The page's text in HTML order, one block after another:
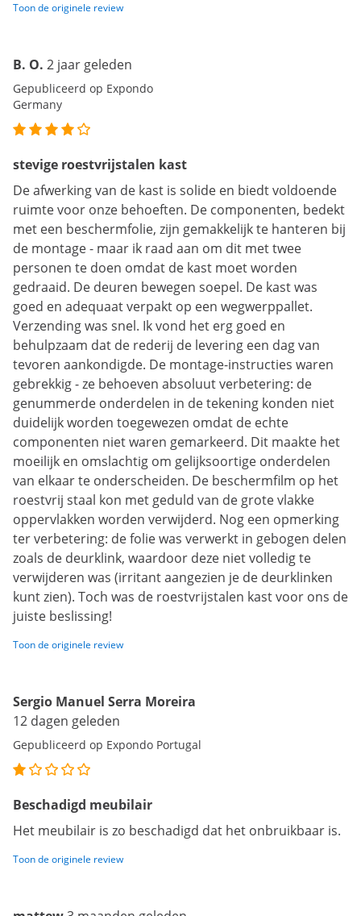
Toon de originele review
B. O. 2 jaar geleden
Gepubliceerd op Expondo
Germany
stevige roestvrijstalen kast
De afwerking van de kast is solide en biedt voldoende
ruimte voor onze behoeften. De componenten, bedekt
met een beschermfolie, zijn gemakkelijk te hanteren bij
de montage - maar ik raad aan om dit met twee
personen te doen omdat de kast moet worden
gedraaid. De deuren bewegen soepel. De kast was
goed en adequaat verpakt op een wegwerppallet.
Verzending was snel. Ik vond het erg goed en
behulpzaam dat de rederij de levering een dag van
tevoren aankondigde. De montage-instructies waren
gebrekkig - ze behoeven absoluut verbetering: de
genummerde onderdelen in de tekening konden niet
duidelijk worden toegewezen omdat de echte
componenten niet waren gemarkeerd. Dit maakte het
moeilijk en omslachtig om gelijksoortige onderdelen
van elkaar te onderscheiden. De beschermfilm op het
roestvrij staal kon met geduld van de grote vlakke
oppervlakken worden verwijderd. Nog een opmerking
ter verbetering: de folie was verwerkt in gebogen delen
zoals de deurklink, waardoor deze niet volledig te
verwijderen was (irritant aangezien je de deurklinken
kunt zien). Toch was de roestvrijstalen kast voor ons de
juiste beslissing!
Toon de originele review
Sergio Manuel Serra Moreira
12 dagen geleden
Gepubliceerd op Expondo Portugal
Beschadigd meubilair
Het meubilair is zo beschadigd dat het onbruikbaar is.
Toon de originele review